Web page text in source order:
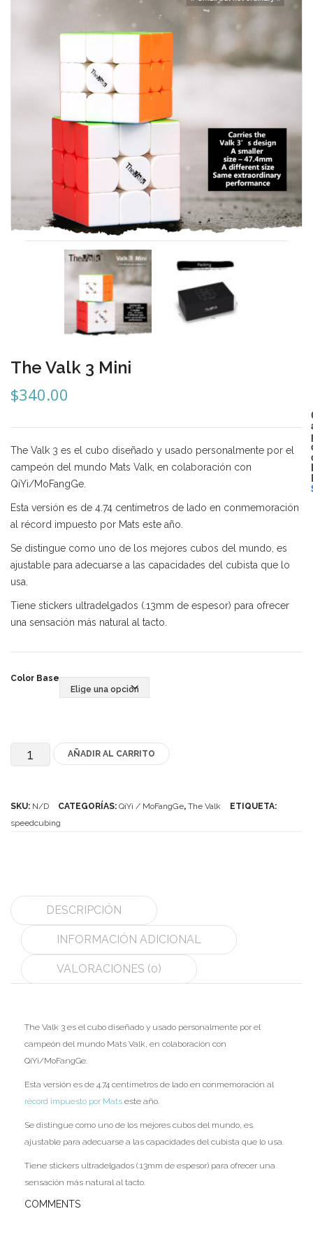
DianSheng
FangShi
Fidget Cube
Lingao
MirTwo
MoHuanShoSu
Okamoto
QJ
Quick Finger
Very Puzzle
Cyclone Boy’s
Gan’s
LanLan
MoFangJiaoShi
MoYu
QiYi/MoFangGe
YanCheng
YuXin
Speedcubing
Ofertas
Stickers
The Valk 3 Mini
$340.00
The Valk 3 es el cubo diseñado y usado personalmente por el
campeón del mundo Mats Valk, en colaboración con
QiYi/MoFangGe.
Esta versión es de 4.74 centímetros de lado en conmemoración
al récord impuesto por Mats este año.
Se distingue como uno de los mejores cubos del mundo, es
ajustable para adecuarse a las capacidades del cubista que lo
usa.
Tiene stickers ultradelgados (.13mm de espesor) para ofrecer
una sensación más natural al tacto.
Color Base
Mini
AÑADIR AL CARRITO
SKU: N/D CATEGORÍAS: QiYi / MoFangGe, The Valk
ETIQUETA:
speedcubing
DESCRIPCIÓN
INFORMACIÓN ADICIONAL
VALORACIONES (0)
The Valk 3 es el cubo diseñado y usado personalmente por el
campeón del mundo Mats Valk, en colaboración con
QiYi/MoFangGe.
Esta versión es de 4.74 centímetros de lado en conmemoración al
récord impuesto por Mats este año.
Se distingue como uno de los mejores cubos del mundo, es
ajustable para adecuarse a las capacidades del cubista que lo usa.
Tiene stickers ultradelgados (.13mm de espesor) para ofrecer una
sensación más natural al tacto.
COMMENTS